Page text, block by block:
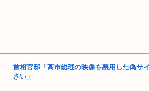
首相官邸「高市総理の映像を悪用した偽サ
さい」